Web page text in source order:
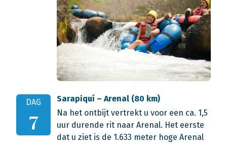
DAG
7
Sarapiquí – Arenal (80 km)
Na het ontbijt vertrekt u voor een ca. 1,5
uur durende rit naar Arenal. Het eerste
dat u ziet is de 1.633 meter hoge Arenal